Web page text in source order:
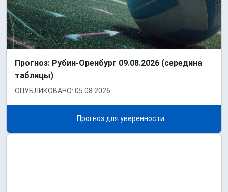
Прогноз: Рубин-Оренбург 09.08.2026 (середина
таблицы)
ОПУБЛИКОВАНО: 05.08.2026
Прогноз для уверенности